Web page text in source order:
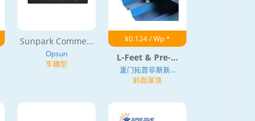
Sunpark Comme...
Opsun
车棚型
¥0.124 / Wp *
L-Feet & Pre-...
厦门拓普菲斯新...
斜面屋顶